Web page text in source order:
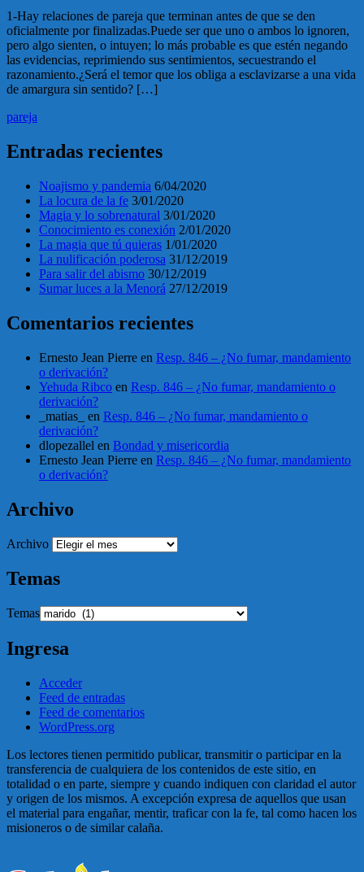
1-Hay relaciones de pareja que terminan antes de que se den
oficialmente por finalizadas.Puede ser que uno o ambos lo ignoren,
pero algo sienten, o intuyen; lo más probable es que estén negando
las evidencias, reprimiendo sus sentimientos, secuestrando el
razonamiento.¿Será el temor que los obliga a esclavizarse a una vida
de amargura sin sentido? […]
pareja
Entradas recientes
Noajismo y pandemia 6/04/2020
La locura de la fe 3/01/2020
Magia y lo sobrenatural 3/01/2020
Conocimiento es conexión 2/01/2020
La magia que tú quieras 1/01/2020
La nulificación poderosa 31/12/2019
Para salir del abismo 30/12/2019
Sumar luces a la Menorá 27/12/2019
Comentarios recientes
Ernesto Jean Pierre en Resp. 846 – ¿No fumar, mandamiento
o derivación?
Yehuda Ribco en Resp. 846 – ¿No fumar, mandamiento o
derivación?
_matias_
en Resp. 846 – ¿No fumar, mandamiento o
derivación?
dlopezallel en Bondad y misericordia
Ernesto Jean Pierre en Resp. 846 – ¿No fumar, mandamiento
o derivación?
Archivo
Archivo
Temas
Temas
Ingresa
Acceder
Feed de entradas
Feed de comentarios
WordPress.org
Los lectores tienen permitido publicar, transmitir o participar en la
transferencia de cualquiera de los contenidos de este sitio, en
totalidad o en parte, siempre y cuando indiquen con claridad el autor
y origen de los mismos. A excepción expresa de aquellos que usan
el material para engañar, mentir, traficar con la fe, tal como hacen los
misioneros o de similar calaña.